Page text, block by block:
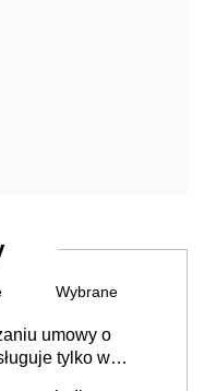
Wybrane
umowy o
tylko w